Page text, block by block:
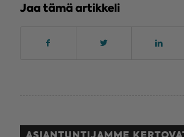
Jaa tämä artikkeli